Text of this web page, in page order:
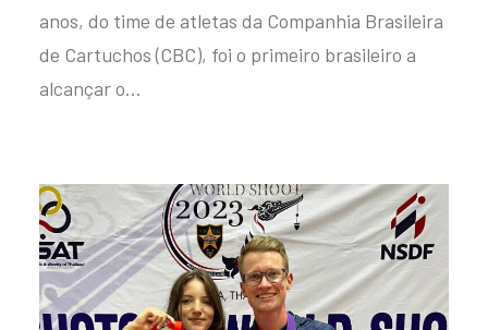
anos, do time de atletas da Companhia Brasileira
de Cartuchos (CBC), foi o primeiro brasileiro a
alcançar o…